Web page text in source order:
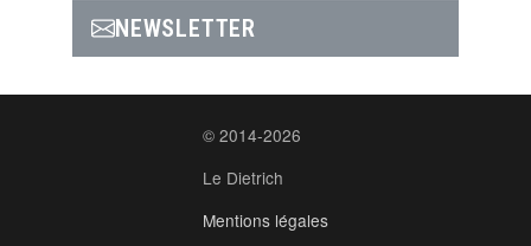
NEWSLETTER
© 2014-2026
Le Dietrich
Mentions légales